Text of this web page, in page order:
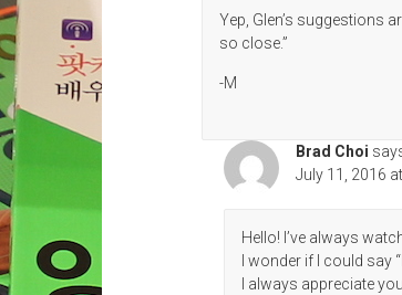
Yep, Glen’s suggestions
so close.”
-M
Brad Choi
July 11, 2016
Hello! I’ve always
I wonder if I could say
I always appreciate